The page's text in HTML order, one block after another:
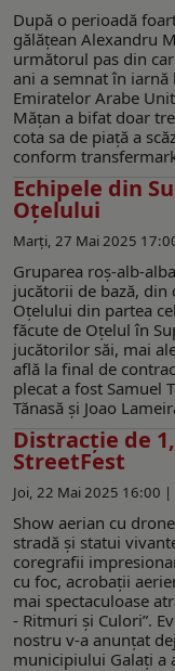
După o perioadă
gălățean Alexandru
următorul pas din
ani a semnat în
Emiratelor Arabe
Mățan a bifat doar
cota sa de piață a
conform
Echipele din
Oțelului
Marți, 27 Mai 2025
Gruparea roș-alb-
jucătorii de bază, din
Oţelului din partea
făcute de Oțelul în
jucătorilor săi, mai
află la final de
plecat a fost Samuel
Tănasă și Joao
Distracţie de
StreetFest
Joi, 22 Mai 2025 16:00 |
Show aerian cu
stradă şi statui
coregrafii
cu foc, acrobații
mai spectaculoase
- Ritmuri și Culori”.
nostru v-a anunţat
municipiului Galaţi a